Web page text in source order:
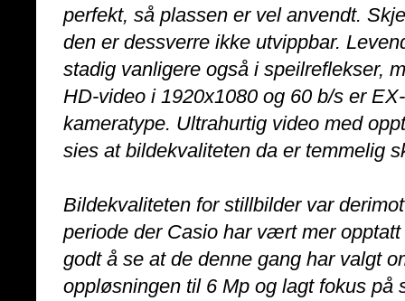
perfekt, så plassen er vel anvendt.
den er dessverre ikke utvippbar.
stadig vanligere også i speilreflekser,
HD-video i 1920x1080 og 60 b/s er
kameratype. Ultrahurtig video med
sies at bildekvaliteten da er temmelig
Bildekvaliteten for stillbilder var
periode der Casio har vært mer
godt å se at de denne gang har valgt
oppløsningen til 6 Mp og lagt fokus på